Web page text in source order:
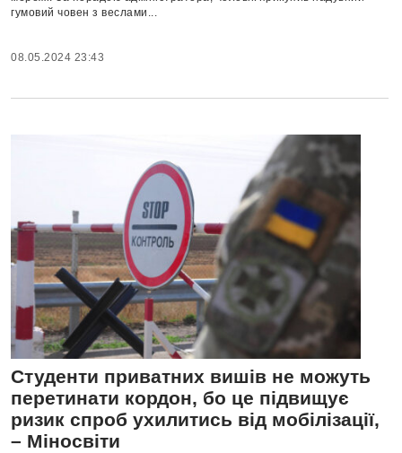
гумовий човен з веслами...
08.05.2024 23:43
Студенти приватних вишів не можуть
перетинати кордон, бо це підвищує
ризик спроб ухилитись від мобілізації,
– Міносвіти